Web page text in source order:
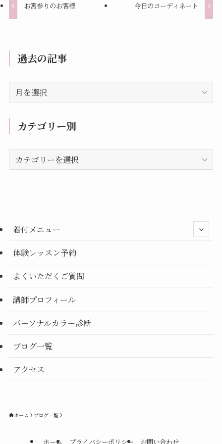
お宮参りのお客様 今日のコーディネート
過去の記事
去
事
カテゴリー別
テ
着付メニュー
体験レッスン予約
よくいただくご質問
講師プロフィール
パーソナルカラー診断
ブログ一覧
アクセス
ホーム ブログ一覧
ホーム プライバシーポリシー お問い合わせ